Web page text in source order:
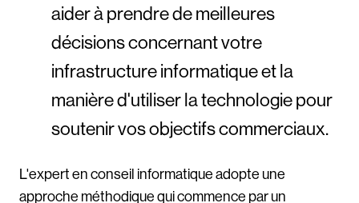
aider à prendre de meilleures
décisions concernant votre
infrastructure informatique et la
manière d'utiliser la technologie pour
soutenir vos objectifs commerciaux.
L'expert en conseil informatique adopte une
approche méthodique qui commence par un